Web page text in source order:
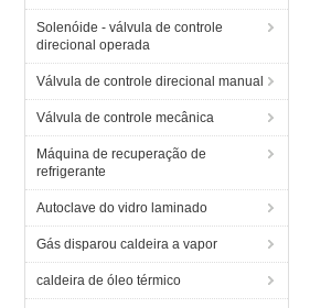
Solenóide - válvula de controle
direcional operada
Válvula de controle direcional manual
Válvula de controle mecânica
Máquina de recuperação de
refrigerante
Autoclave do vidro laminado
Gás disparou caldeira a vapor
caldeira de óleo térmico